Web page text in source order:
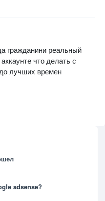
гражданини реальный
что делать с
лучших времен
adsense?